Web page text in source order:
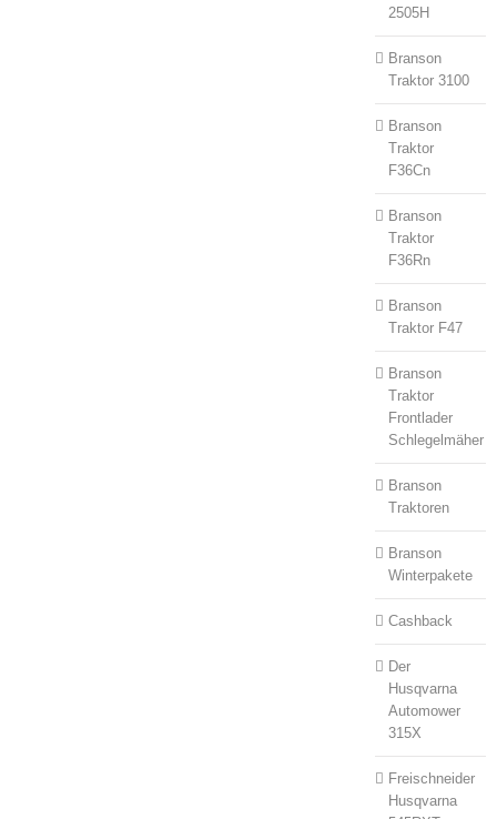
2505H
Branson
Traktor 3100
Branson
Traktor
F36Cn
Branson
Traktor
F36Rn
Branson
Traktor F47
Branson
Traktor
Frontlader
Schlegelmäher
Branson
Traktoren
Branson
Winterpakete
Cashback
Der
Husqvarna
Automower
315X
Freischneider
Husqvarna